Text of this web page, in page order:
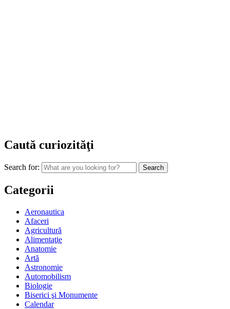
Caută curiozităţi
Search for:
Categorii
Aeronautica
Afaceri
Agricultură
Alimentaţie
Anatomie
Artă
Astronomie
Automobilism
Biologie
Biserici şi Monumente
Calendar